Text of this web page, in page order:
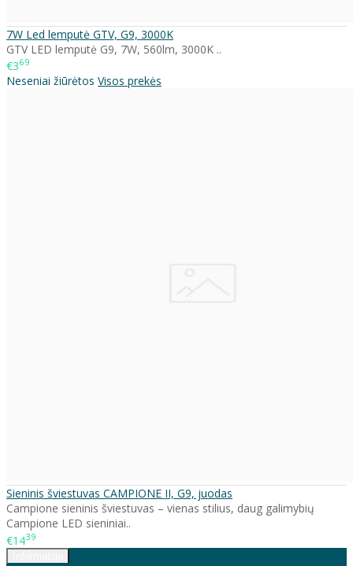
7W Led lemputė GTV, G9, 3000K
GTV LED lemputė G9, 7W, 560lm, 3000K ..
€369
Neseniai žiūrėtos Visos prekės
Sieninis šviestuvas CAMPIONE II, G9, juodas
Campione sieninis šviestuvas – vienas stilius, daug galimybių
Campione LED sieniniai..
€1439